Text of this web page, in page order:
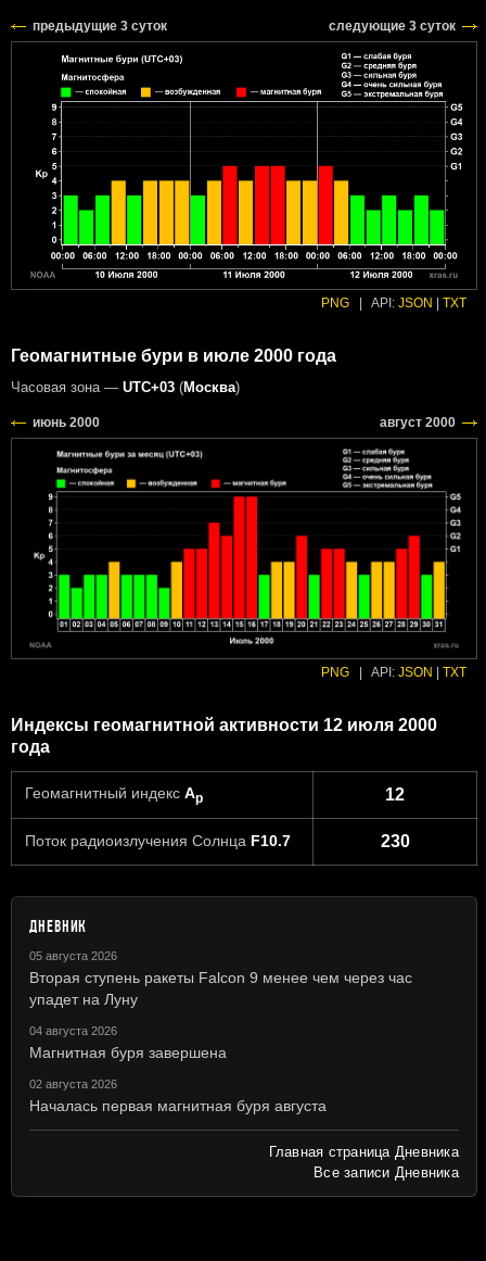
предыдущие 3 суток следующие 3 суток
PNG API: JSON TXT
Геомагнитные бури в июле 2000 года
Часовая зона — UTC+03 (Москва)
PNG API: JSON TXT
Индексы геомагнитной активности 12 июля 2000
года
Геомагнитный индекс Ap 12
Поток радиоизлучения Солнца F10.7 230
ДНЕВНИК
05 августа 2026
Вторая ступень ракеты Falcon 9 менее чем через час
упадет на Луну
04 августа 2026
Магнитная буря завершена
02 августа 2026
Началась первая магнитная буря августа
Главная страница Дневника
Все записи Дневника